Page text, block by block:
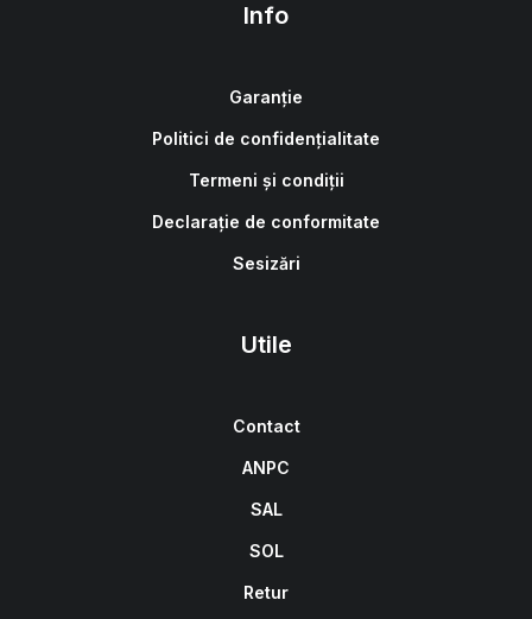
Info
Garanție
Politici de confidențialitate
Termeni și condiții
Declarație de conformitate
Sesizări
Utile
Contact
ANPC
SAL
SOL
Retur